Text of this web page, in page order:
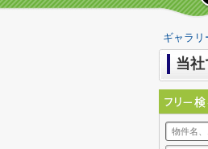
ギャラリ
当